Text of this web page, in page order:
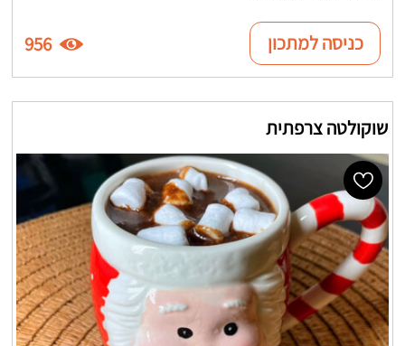
כניסה למתכון 956
שוקולטה צרפתית